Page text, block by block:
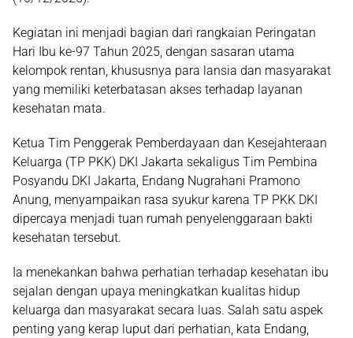
Kegiatan ini menjadi bagian dari rangkaian Peringatan
Hari Ibu ke-97 Tahun 2025, dengan sasaran utama
kelompok rentan, khususnya para lansia dan masyarakat
yang memiliki keterbatasan akses terhadap layanan
kesehatan mata.
Ketua Tim Penggerak Pemberdayaan dan Kesejahteraan
Keluarga (TP PKK) DKI Jakarta sekaligus Tim Pembina
Posyandu DKI Jakarta, Endang Nugrahani Pramono
Anung, menyampaikan rasa syukur karena TP PKK DKI
dipercaya menjadi tuan rumah penyelenggaraan bakti
kesehatan tersebut.
Ia menekankan bahwa perhatian terhadap kesehatan ibu
sejalan dengan upaya meningkatkan kualitas hidup
keluarga dan masyarakat secara luas. Salah satu aspek
penting yang kerap luput dari perhatian, kata Endang,